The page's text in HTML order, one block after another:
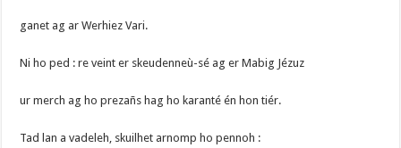
ganet ag ar Werhiez Vari.
Ni ho ped : re veint er skeudenneù-sé ag er Mabig Jézuz
ur merch ag ho prezañs hag ho karanté én hon tiér.
Tad lan a vadeleh, skuilhet arnomp ho pennoh :